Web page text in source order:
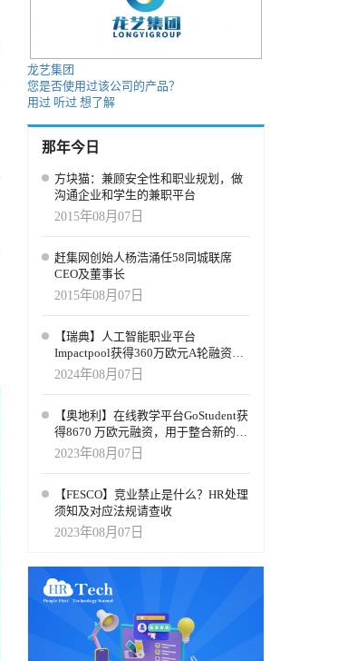
龙艺集团
您是否使用过该公司的产品？
用过 听过 想了解
那年今日
方块猫：兼顾安全性和职业规划，做
沟通企业和学生的兼职平台
2015年08月07日
赶集网创始人杨浩涌任58同城联席
CEO及董事长
2015年08月07日
【瑞典】人工智能职业平台
Impactpool获得360万欧元A轮融资，
用于加速企业界的人工智能职位匹配
2024年08月07日
【奥地利】在线教学平台GoStudent获
得8670 万欧元融资，用于整合新的AI
虚拟现实学习体验
2023年08月07日
【FESCO】竞业禁止是什么？HR处理
须知及对应法规请查收
2023年08月07日